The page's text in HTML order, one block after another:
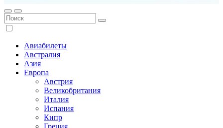
Авиабилеты
Австралия
Азия
Европа
Австрия
Великобритания
Италия
Испания
Кипр
Греция